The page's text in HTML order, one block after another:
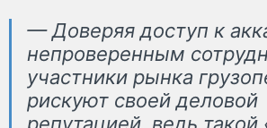
— Доверяя доступ к
непроверенным
участники рынка
рискуют своей деловой